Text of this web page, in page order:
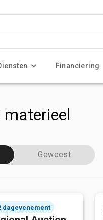
Financiering
materieel
Geweest
dagevenement